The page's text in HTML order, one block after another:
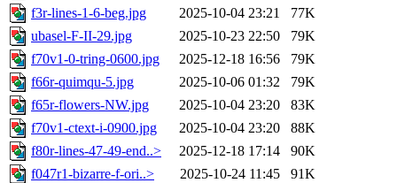
f3r-lines-1-6-beg.jpg
2025-10-04 23:21
77K
ubasel-F-II-29.jpg
2025-10-23 22:50
79K
f70v1-0-tring-0600.jpg
2025-12-18 16:56
79K
f66r-quimqu-5.jpg
2025-10-06 01:32
79K
f65r-flowers-NW.jpg
2025-10-04 23:20
83K
f70v1-ctext-i-0900.jpg
2025-10-04 23:20
88K
f80r-lines-47-49-end..>
2025-12-18 17:14
90K
f047r1-bizarre-f-ori..>
2025-10-24 11:45
91K